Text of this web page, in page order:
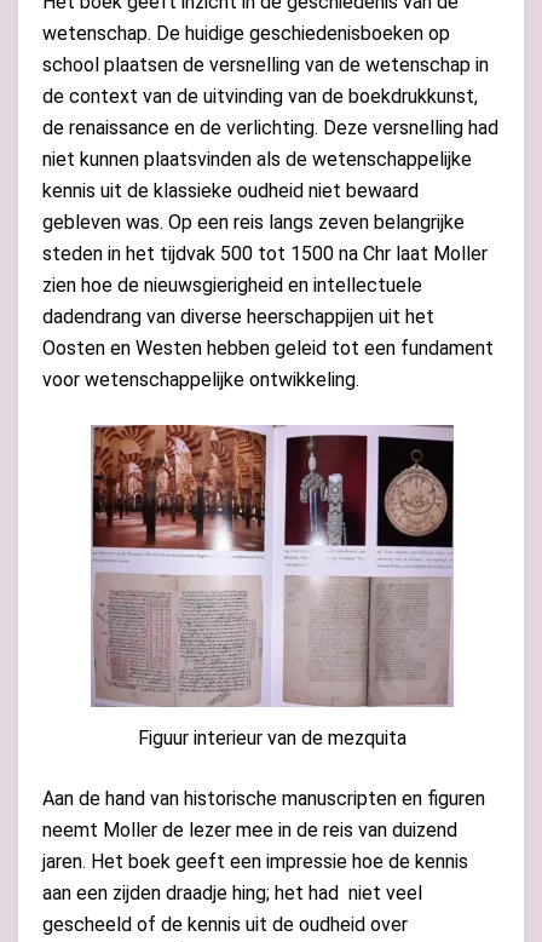
wetenschap. De huidige geschiedenisboeken op
school plaatsen de versnelling van de wetenschap in
de context van de uitvinding van de boekdrukkunst,
de renaissance en de verlichting. Deze versnelling had
niet kunnen plaatsvinden als de wetenschappelijke
kennis uit de klassieke oudheid niet bewaard
gebleven was. Op een reis langs zeven belangrijke
steden in het tijdvak 500 tot 1500 na Chr laat Moller
zien hoe de nieuwsgierigheid en intellectuele
dadendrang van diverse heerschappijen uit het
Oosten en Westen hebben geleid tot een fundament
voor wetenschappelijke ontwikkeling.
Figuur interieur van de mezquita
Aan de hand van historische manuscripten en figuren
neemt Moller de lezer mee in de reis van duizend
jaren. Het boek geeft een impressie hoe de kennis
aan een zijden draadje hing; het had niet veel
gescheeld of de kennis uit de oudheid over